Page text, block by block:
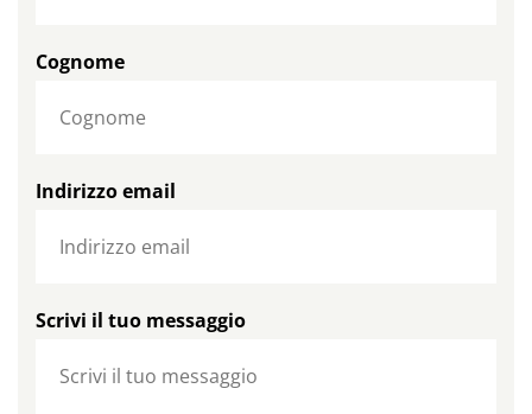
Cognome
Indirizzo email
Scrivi il tuo messaggio